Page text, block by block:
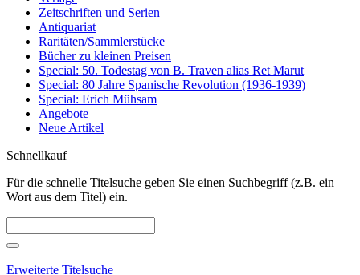
Zeitschriften und Serien
Antiquariat
Raritäten/Sammlerstücke
Bücher zu kleinen Preisen
Special: 50. Todestag von B. Traven alias Ret Marut
Special: 80 Jahre Spanische Revolution (1936-1939)
Special: Erich Mühsam
Angebote
Neue Artikel
Schnellkauf
Für die schnelle Titelsuche geben Sie einen Suchbegriff (z.B. ein
Wort aus dem Titel) ein.
Erweiterte Titelsuche